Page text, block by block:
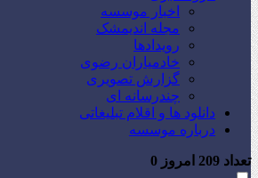
اخبار موسسه
مجله اندیمشک
رویدادها
خادمیاران رضوی
گزارش تصویری
چندرسانه ای
دانلود ها و اقلام تبلیغاتی
درباره موسسه
تعداد امروز 0